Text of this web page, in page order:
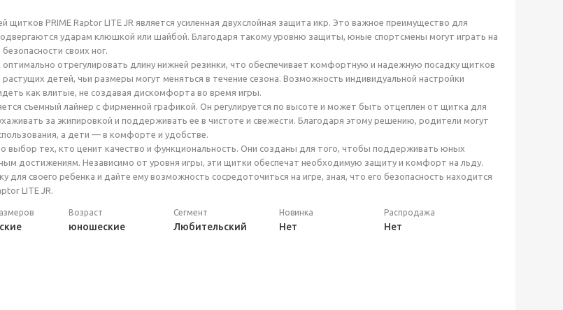
щитков PRIME Raptor LITE JR является усиленная двухслойная защита икр. Это важное преимущество для
ударам клюшкой или шайбой. Благодаря такому уровню защиты, юные спортсмены могут играть на
своих ног.
отрегулировать длину нижней резинки, что обеспечивает комфортную и надежную посадку щитков
детей, чьи размеры могут меняться в течение сезона. Возможность индивидуальной настройки
как влитые, не создавая дискомфорта во время игры.
съемный лайнер с фирменной графикой. Он регулируется по высоте и может быть отцеплен от щитка для
за экипировкой и поддерживать ее в чистоте и свежести. Благодаря этому решению, родители могут
а дети — в комфорте и удобстве.
выбор тех, кто ценит качество и функциональность. Они созданы для того, чтобы поддерживать юных
достижениям. Независимо от уровня игры, эти щитки обеспечат необходимую защиту и комфорт на льду.
для своего ребенка и дайте ему возможность сосредоточиться на игре, зная, что его безопасность находится
LITE JR.
Возраст
юношеские
Сегмент
Любительский
Новинка
Нет
Распродажа
Нет